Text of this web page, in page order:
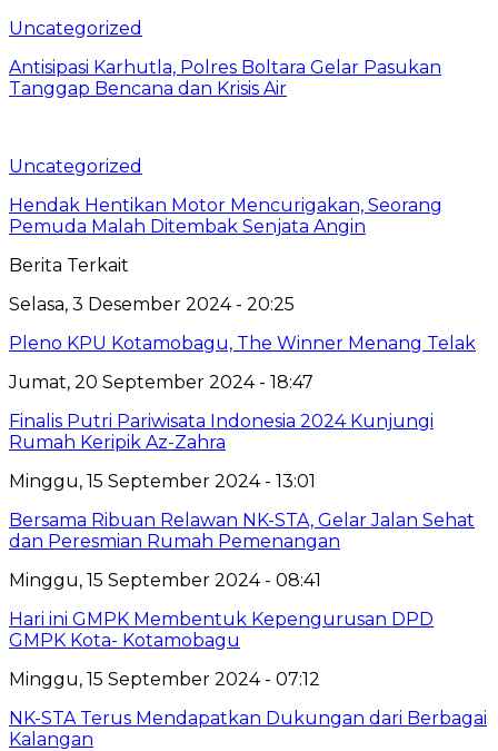
Uncategorized
Antisipasi Karhutla, Polres Boltara Gelar Pasukan
Tanggap Bencana dan Krisis Air
Uncategorized
Hendak Hentikan Motor Mencurigakan, Seorang
Pemuda Malah Ditembak Senjata Angin
Berita Terkait
Selasa, 3 Desember 2024 - 20:25
Pleno KPU Kotamobagu, The Winner Menang Telak
Jumat, 20 September 2024 - 18:47
Finalis Putri Pariwisata Indonesia 2024 Kunjungi
Rumah Keripik Az-Zahra
Minggu, 15 September 2024 - 13:01
Bersama Ribuan Relawan NK-STA, Gelar Jalan Sehat
dan Peresmian Rumah Pemenangan
Minggu, 15 September 2024 - 08:41
Hari ini GMPK Membentuk Kepengurusan DPD
GMPK Kota- Kotamobagu
Minggu, 15 September 2024 - 07:12
NK-STA Terus Mendapatkan Dukungan dari Berbagai
Kalangan